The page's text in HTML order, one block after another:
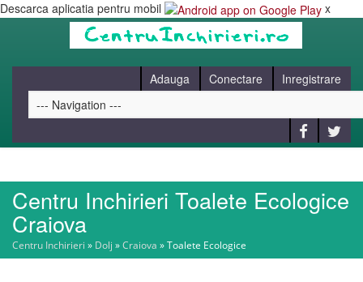
Descarca aplicatia pentru mobil x
Adauga Conectare Inregistrare
HOME
CAUT
Centru Inchirieri Toalete Ecologice
Craiova
Centru Inchirieri » Dolj »Craiova »Toalete Ecologice